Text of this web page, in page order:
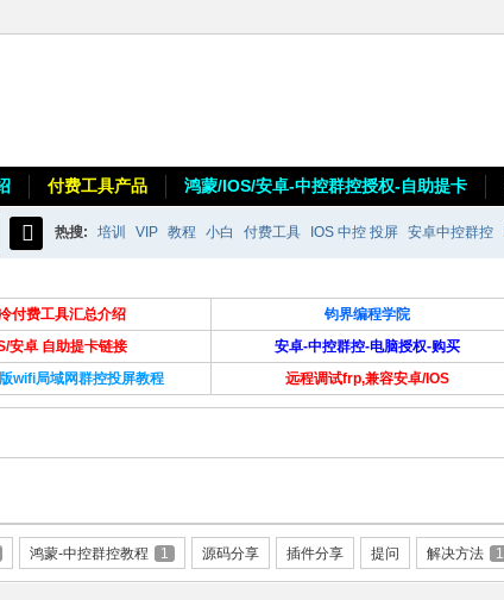
付费工具产品 鸿蒙/IOS/安卓-中控群控授权-自助提卡
索
热搜: 培训 VIP 教程 小白 付费工具 IOS 中控 投屏 安卓中控群控
付费工具汇总介绍 钧界编程学院
安卓 自助提卡链接 安卓-中控群控-电脑授权-购买
wifi局域网群控投屏教程 远程调试frp,兼容安卓/IOS
鸿蒙-中控群控教程 1 源码分享 插件分享 提问 解决方法 1